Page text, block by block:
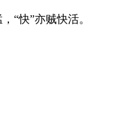
“快”亦贼快活。